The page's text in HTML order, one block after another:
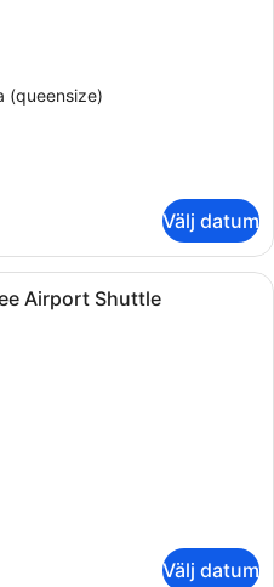
(queensize)
Välj datum
Ett hotellrum med två sängar, en
Airport Shuttle
Välj datum